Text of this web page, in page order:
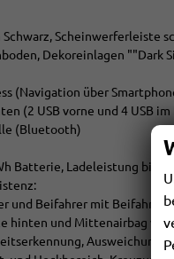
Scheinwerferleiste
Dekoreinlagen ""Dark
(Navigation über
(2 USB vorne und 4 USB
(Bluetooth)
Batterie, Ladeleistung bis zu
und Beifahrer mit
hinten und Mittenairbag